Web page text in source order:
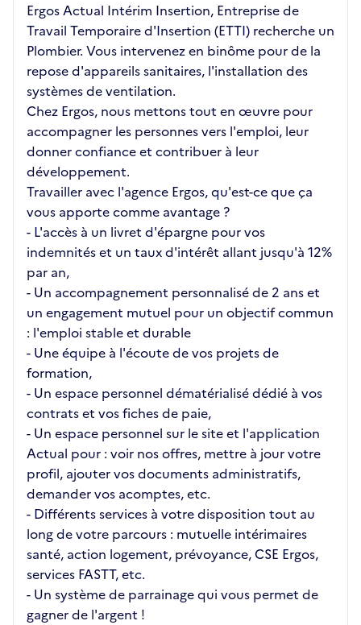
Ergos Actual Intérim Insertion, Entreprise de
Travail Temporaire d'Insertion (ETTI) recherche un
Plombier. Vous intervenez en binôme pour de la
repose d'appareils sanitaires, l'installation des
systèmes de ventilation.
Chez Ergos, nous mettons tout en œuvre pour
accompagner les personnes vers l'emploi, leur
donner confiance et contribuer à leur
développement.
Travailler avec l'agence Ergos, qu'est-ce que ça
vous apporte comme avantage ?
- L'accès à un livret d'épargne pour vos
indemnités et un taux d'intérêt allant jusqu'à 12%
par an,
- Un accompagnement personnalisé de 2 ans et
un engagement mutuel pour un objectif commun
: l'emploi stable et durable
- Une équipe à l'écoute de vos projets de
formation,
- Un espace personnel dématérialisé dédié à vos
contrats et vos fiches de paie,
- Un espace personnel sur le site et l'application
Actual pour : voir nos offres, mettre à jour votre
profil, ajouter vos documents administratifs,
demander vos acomptes, etc.
- Différents services à votre disposition tout au
long de votre parcours : mutuelle intérimaires
santé, action logement, prévoyance, CSE Ergos,
services FASTT, etc.
- Un système de parrainage qui vous permet de
gagner de l'argent !